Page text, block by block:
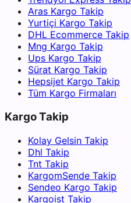
Aras Kargo Takip
Yurtiçi Kargo Takip
DHL Ecommerce Takip
Mng Kargo Takip
Ups Kargo Takip
Sürat Kargo Takip
Hepsijet Kargo Takip
Tüm Kargo Firmaları
Kargo Takip
Kolay Gelsin Takip
Dhl Takip
Tnt Takip
KargomSende Takip
Sendeo Kargo Takip
Kargoist Takip